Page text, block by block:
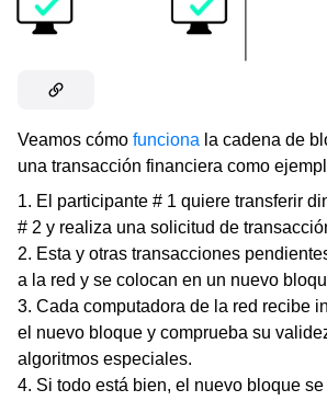
Veamos cómo funciona la cadena de
una transacción financiera como
El participante # 1 quiere transferir
# 2 y realiza una solicitud de
Esta y otras transacciones
a la red y se colocan en un nuevo
Cada computadora de la red recibe
el nuevo bloque y comprueba su
algoritmos especiales.
Si todo está bien, el nuevo bloque